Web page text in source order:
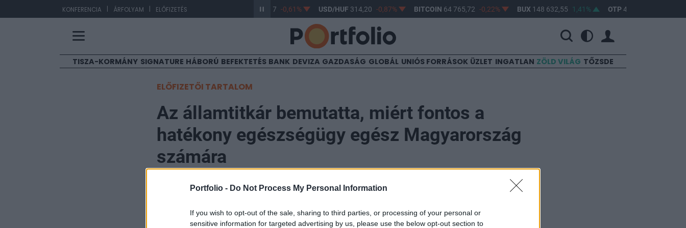
Portfolio - Do Not Process My Personal Information
If you wish to opt-out of the sale, sharing to third parties, or processing of your personal or
sensitive information for targeted advertising by us, please use the below opt-out section to
KONFERENCIA | ÁRFOLYAM | ELŐFIZETÉS 363,17 -0,61% USD/HUF314,20 -0,87% BITCOIN64 765,72 -0,22% BUX148 632,55 1,41% OTP46 890
TISZA-KORMÁNY SIGNATURE HÁBORÚ BEFEKTETÉS BANK DEVIZA GAZDASÁG GLOBÁL UNIÓS FORRÁSOK ÜZLET INGATLAN ZÖLD VILÁG TŐZSDE
ELŐFIZETŐI TARTALOM
Az államtitkár bemutatta, miért fontos a
hatékony egészségügy egész Magyarország
számára
Az emberek egészségi állapota meghatározza a gazdaság hosszú távú